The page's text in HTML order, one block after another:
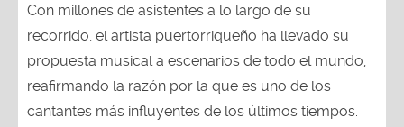
Con millones de asistentes a lo largo de su
recorrido, el artista puertorriqueño ha llevado su
propuesta musical a escenarios de todo el mundo,
reafirmando la razón por la que es uno de los
cantantes más influyentes de los últimos tiempos.